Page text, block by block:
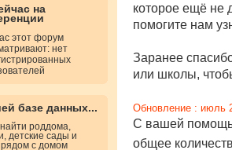
на
этот форум
нет
базе данных...
роддома,
детские сады и
с домом
которое ещё не
помогите нам
Заранее
или школы,
Обновление : июль
С вашей
общее